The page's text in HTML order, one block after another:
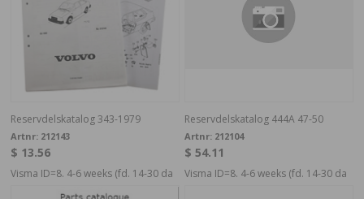
Reservdelskatalog 343-1979
Artnr: 212143
$ 13.56
Visma ID=8. 4-6 weeks (fd. 14-30 da
Reservdelskatalog 444A 47-50
Artnr: 212104
$ 54.11
Visma ID=8. 4-6 weeks (fd. 14-30 da